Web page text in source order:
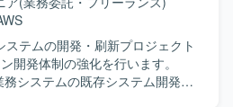
っていただきます。既存システ
ャや技術方針の検討、各種サー
連携、システムの品質、性能、
り組んでいただきます。技術課
ームメンバーへの技術支援、設
ステムの開発・刷新プロジェクト
開発体制の強化を行います。
務システムの既存システム開発、